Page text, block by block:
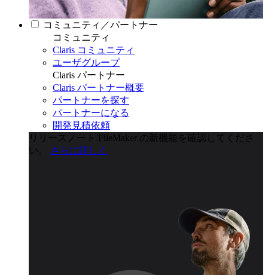
コミュニティ／パートナー
コミュニティ
Claris コミュニティ
ユーザグループ
Claris パートナー
Claris パートナー概要
パートナーを探す
パートナーになる
開発見積依頼
リリースノート
FileMaker の新機能を確認してくださ
い。
さらに詳しく